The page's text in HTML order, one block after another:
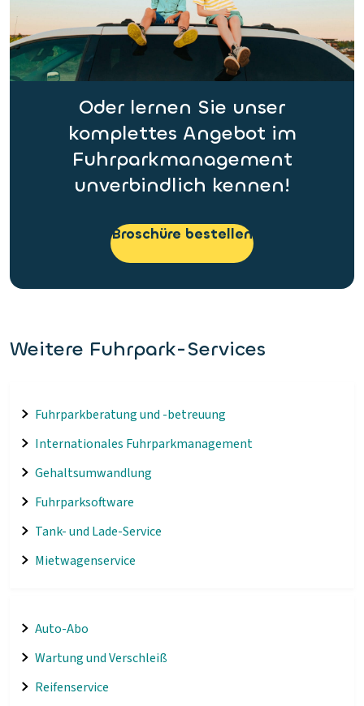
Oder lernen Sie unser
komplettes Angebot im
Fuhrparkmanagement
unverbindlich kennen!
Broschüre bestellen
Weitere Fuhrpark-Services
Fuhrparkberatung und -betreuung
Internationales Fuhrparkmanagement
Gehaltsumwandlung
Fuhrparksoftware
Tank- und Lade-Service
Mietwagenservice
Auto-Abo
Wartung und Verschleiß
Reifenservice